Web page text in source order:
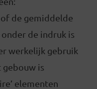
de gemiddelde
de indruk is
werkelijk gebruik
gebouw is
elementen